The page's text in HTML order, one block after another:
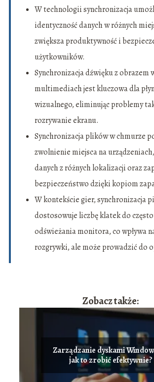
W technologii synchronizacja
identyczność danych w różnych
zwiększa produktywność i
użytkowników.
Synchronizacja dźwięku z obrazem
multimediach jest kluczowa dla
wizualnego, eliminując problemy
rozrywanie ekranu.
Synchronizacja plików w chmurze
zwolnienie miejsca na
danych z różnych lokalizacji oraz
bezpieczeństwo dzięki kopiom
W kontekście gier, synchronizacja
dostosowuje liczbę klatek do
odświeżania monitora, co wpływa
rozgrywki, ale może prowadzić do
Zobacz także:
Zarządzanie dyskami
jak to zrobić efektywnie?